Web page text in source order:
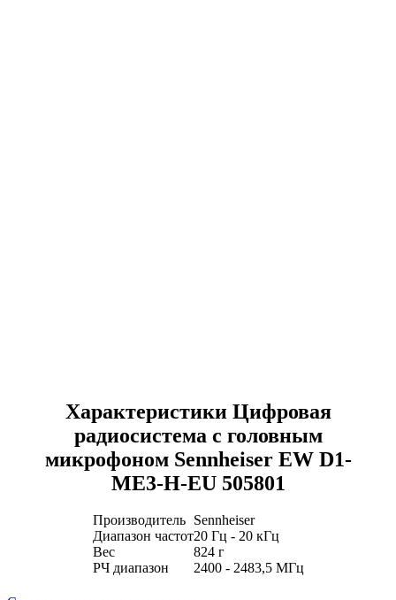
Характеристики Цифровая
радиосистема с головным
микрофоном Sennheiser EW D1-
ME3-H-EU 505801
Производитель
Sennheiser
Диапазон частот20 Гц - 20 кГц
Вес
824 г
РЧ диапазон
2400 - 2483,5 МГц